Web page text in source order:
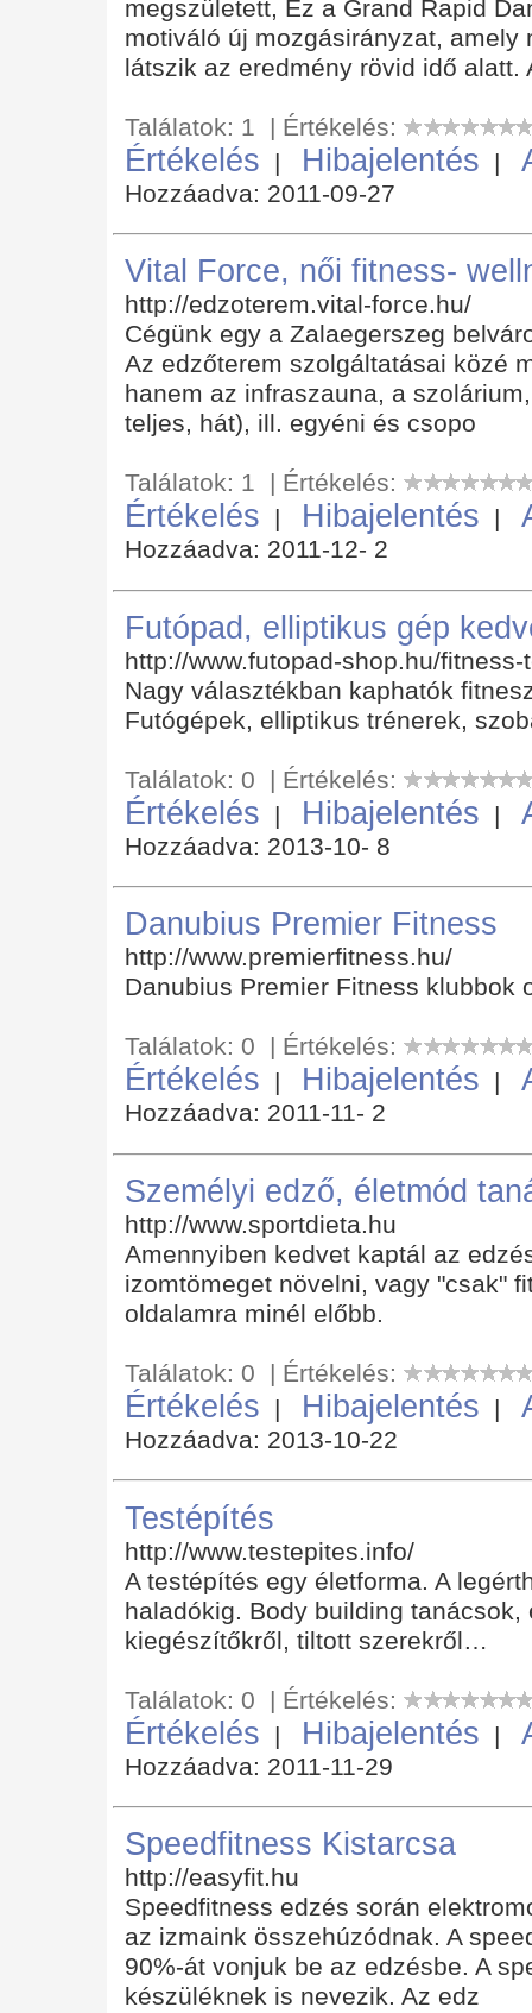
megszületett, Ez a Grand Rapid
motiváló új mozgásirányzat, amely
látszik az eredmény rövid idő alatt.
Találatok: 1 | Értékelés:
Értékelés | Hibajelentés |
Hozzáadva: 2011-09-27
Vital Force, női fitness-
http://edzoterem.vital-force.hu/
Cégünk egy a Zalaegerszeg
Az edzőterem szolgáltatásai közé
hanem az infraszauna, a
teljes, hát), ill. egyéni és csopo
Találatok: 1 | Értékelés:
Értékelés | Hibajelentés |
Hozzáadva: 2011-12- 2
Futópad, elliptikus gép
http://www.futopad-shop.hu/
Nagy választékban kaphatók
Futógépek, elliptikus trénerek,
Találatok: 0 | Értékelés:
Értékelés | Hibajelentés |
Hozzáadva: 2013-10- 8
Danubius Premier Fitness
http://www.premierfitness.hu/
Danubius Premier Fitness klubbok
Találatok: 0 | Értékelés:
Értékelés Hibajelentés
Hozzáadva: 2011-11- 2
Személyi edző, életmód
http://www.sportdieta.hu
Amennyiben kedvet kaptál az
izomtömeget növelni, vagy "csak"
oldalamra minél előbb.
Találatok: 0 | Értékelés:
Értékelés | Hibajelentés |
Hozzáadva: 2013-10-22
Testépítés
http://www.testepites.info/
A testépítés egy életforma. A
haladókig. Body building
kiegészítőkről, tiltott szerekről…
Találatok: 0 | Értékelés:
Értékelés | Hibajelentés |
Hozzáadva: 2011-11-29
Speedfitness Kistarcsa
http://easyfit.hu
Speedfitness edzés során
az izmaink összehúzódnak. A
90%-át vonjuk be az edzésbe. A
készüléknek is nevezik. Az edz